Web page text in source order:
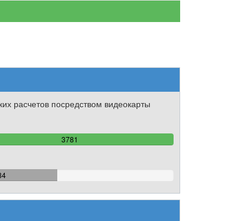
расчетов посредством видеокарты
3781
100%